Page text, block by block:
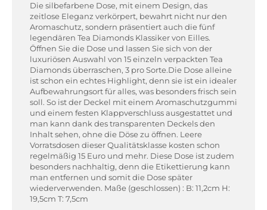
Die silbefarbene Dose, mit einem Design, das
zeitlose Eleganz verkörpert, bewahrt nicht nur den
Aromaschutz, sondern präsentiert auch die fünf
legendären Tea Diamonds Klassiker von Eilles.
Öffnen Sie die Dose und lassen Sie sich von der
luxuriösen Auswahl von 15 einzeln verpackten Tea
Diamonds überraschen, 3 pro Sorte.Die Dose alleine
ist schon ein echtes Highlight, denn sie ist ein idealer
Aufbewahrungsort für alles, was besonders frisch sein
soll. So ist der Deckel mit einem Aromaschutzgummi
und einem festen Klappverschluss ausgestattet und
man kann dank des transparenten Deckels den
Inhalt sehen, ohne die Döse zu öffnen. Leere
Vorratsdosen dieser Qualitätsklasse kosten schon
regelmäßig 15 Euro und mehr. Diese Dose ist zudem
besonders nachhaltig, denn die Etikettierung kann
man entfernen und somit die Dose später
wiederverwenden. Maße (geschlossen) : B: 11,2cm H:
19,5cm T: 7,5cm